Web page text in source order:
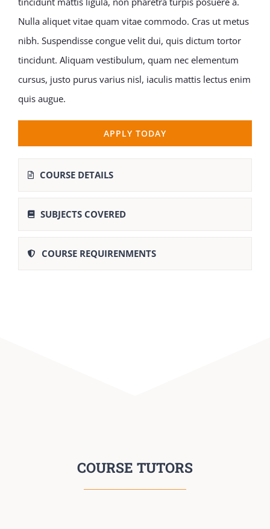
Nulla aliquet vitae quam vitae commodo. Cras ut metus
nibh. Suspendisse congue velit dui, quis dictum tortor
tincidunt. Aliquam vestibulum, quam nec elementum
cursus, justo purus varius nisl, iaculis mattis lectus enim
quis augue.
APPLY TODAY
COURSE DETAILS
SUBJECTS COVERED
COURSE REQUIRENMENTS
COURSE TUTORS